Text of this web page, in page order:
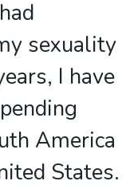
sexuality
I have
America
States.